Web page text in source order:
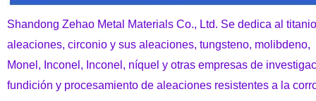
Shandong Zehao Metal Materials Co., Ltd. Se dedica al
aleaciones, circonio y sus aleaciones, tungsteno, molibdeno,
Monel, Inconel, Inconel, níquel y otras empresas de
fundición y procesamiento de aleaciones resistentes a la